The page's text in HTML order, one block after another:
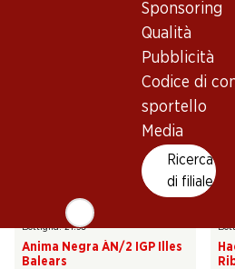
Sponsoring
Qualità
Pubblicità
Codice di
sportello
Media
Ricerca
di filiale
Bottiglia: 21.50
Anima Negra ÀN/2 IGP Illes
Balears